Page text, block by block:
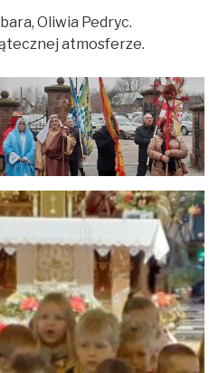
Oliwia Pedryc.
atmosferze.